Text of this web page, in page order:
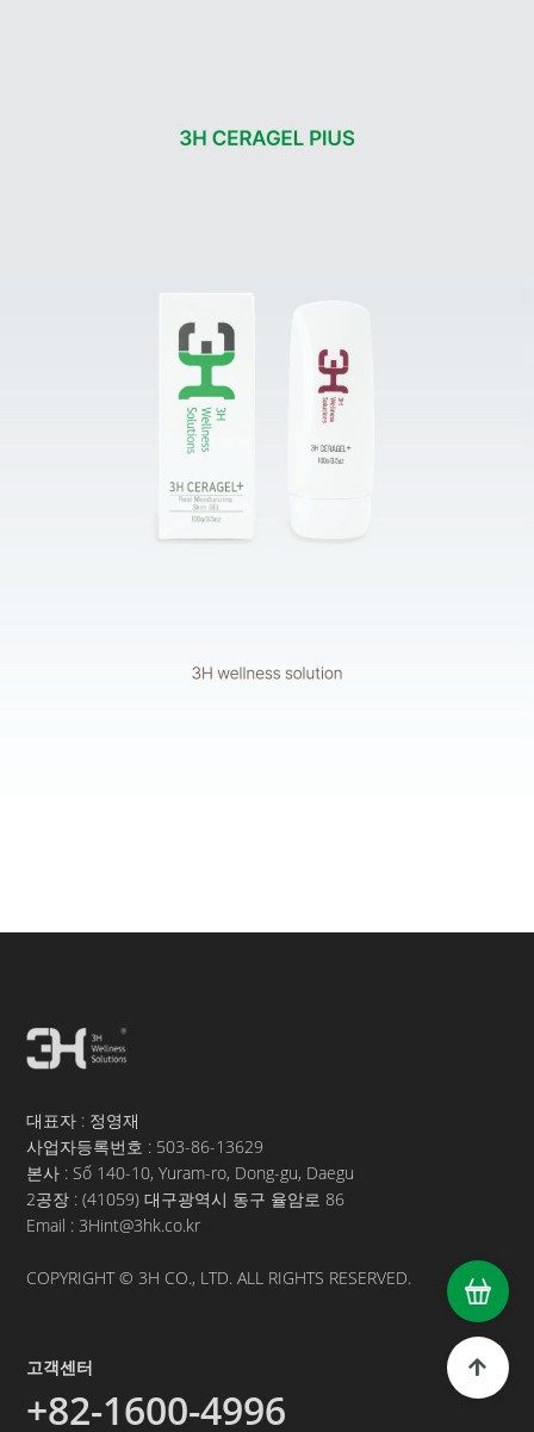
대표자 : 정영재
사업자등록번호 : 503-86-13629
본사 : Số 140-10, Yuram-ro, Dong-gu, Daegu
2공장 : (41059) 대구광역시 동구 율암로 86
Email : 3Hint@3hk.co.kr
COPYRIGHT © 3H CO., LTD. ALL RIGHTS RESERVED.
고객센터
+82-1600-4996